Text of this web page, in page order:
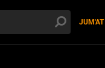
JUM'AT